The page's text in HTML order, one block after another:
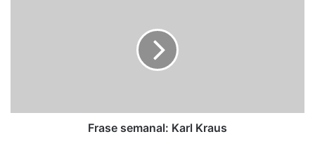
Frase semanal: Karl Kraus